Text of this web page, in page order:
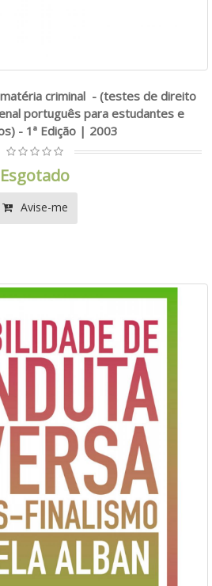
criminal - (testes de direito
português para estudantes e
- 1ª Edição | 2003
Esgotado
Avise-me